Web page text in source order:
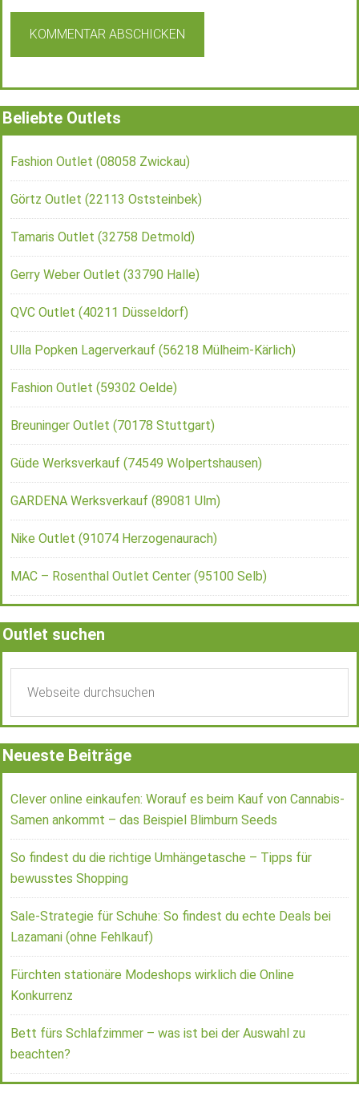
Beliebte Outlets
Fashion Outlet (08058 Zwickau)
Görtz Outlet (22113 Oststeinbek)
Tamaris Outlet (32758 Detmold)
Gerry Weber Outlet (33790 Halle)
QVC Outlet (40211 Düsseldorf)
Ulla Popken Lagerverkauf (56218 Mülheim-Kärlich)
Fashion Outlet (59302 Oelde)
Breuninger Outlet (70178 Stuttgart)
Güde Werksverkauf (74549 Wolpertshausen)
GARDENA Werksverkauf (89081 Ulm)
Nike Outlet (91074 Herzogenaurach)
MAC – Rosenthal Outlet Center (95100 Selb)
Outlet suchen
Neueste Beiträge
Clever online einkaufen: Worauf es beim Kauf von Cannabis-
Samen ankommt – das Beispiel Blimburn Seeds
So findest du die richtige Umhängetasche – Tipps für
bewusstes Shopping
Sale-Strategie für Schuhe: So findest du echte Deals bei
Lazamani (ohne Fehlkauf)
Fürchten stationäre Modeshops wirklich die Online
Konkurrenz
Bett fürs Schlafzimmer – was ist bei der Auswahl zu
beachten?